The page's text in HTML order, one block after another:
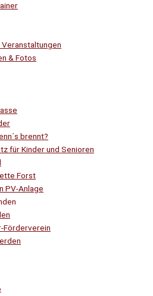
Veranstaltungen
& Fotos
brennt?
für Kinder und Senioren
Forst
PV-Anlage
Förderverein